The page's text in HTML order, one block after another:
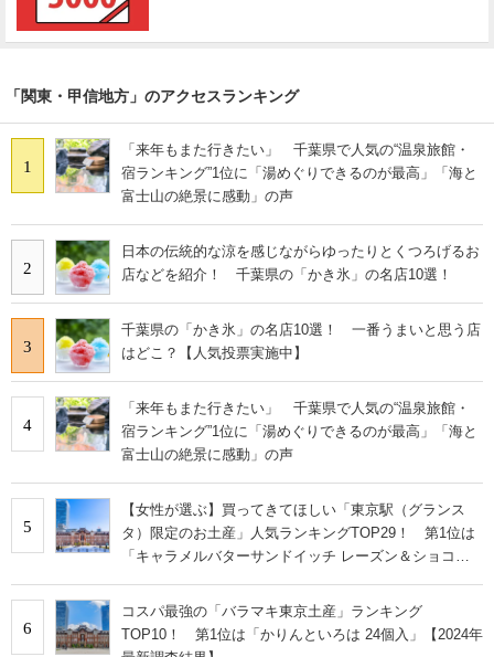
「関東・甲信地方」のアクセスランキング
1
「来年もまた行きたい」 千葉県で人気の“温泉旅館・
宿ランキング”1位に「湯めぐりできるのが最高」「海と
富士山の絶景に感動」の声
2
日本の伝統的な涼を感じながらゆったりとくつろげるお
店などを紹介！ 千葉県の「かき氷」の名店10選！
3
千葉県の「かき氷」の名店10選！ 一番うまいと思う店
はどこ？【人気投票実施中】
4
「来年もまた行きたい」 千葉県で人気の“温泉旅館・
宿ランキング”1位に「湯めぐりできるのが最高」「海と
富士山の絶景に感動」の声
5
【女性が選ぶ】買ってきてほしい「東京駅（グランス
タ）限定のお土産」人気ランキングTOP29！ 第1位は
「キャラメルバターサンドイッチ レーズン＆ショコラ
6
コスパ最強の「バラマキ東京土産」ランキング
TOP10！ 第1位は「かりんといろは 24個入」【2024年